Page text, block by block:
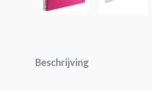
Beschrijving